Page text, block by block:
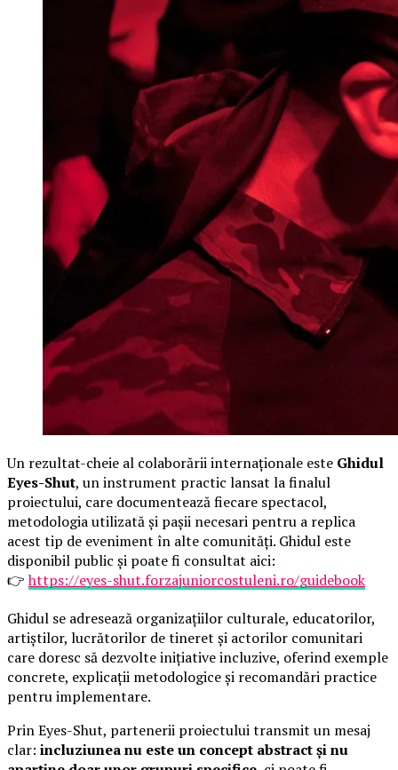
Un rezultat-cheie al colaborării internaționale este Ghidul
Eyes-Shut, un instrument practic lansat la finalul
proiectului, care documentează fiecare spectacol,
metodologia utilizată și pașii necesari pentru a replica
acest tip de eveniment în alte comunități. Ghidul este
disponibil public și poate fi consultat aici:
👉https://eyes-shut.forzajuniorcostuleni.ro/guidebook
Ghidul se adresează organizațiilor culturale, educatorilor,
artiștilor, lucrătorilor de tineret și actorilor comunitari
care doresc să dezvolte inițiative incluzive, oferind exemple
concrete, explicații metodologice și recomandări practice
pentru implementare.
Prin Eyes-Shut, partenerii proiectului transmit un mesaj
clar: incluziunea nu este un concept abstract și nu